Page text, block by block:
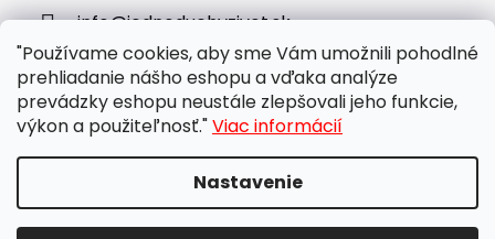
"Používame cookies, aby sme Vám umožnili pohodlné
prehliadanie nášho eshopu a vďaka analýze
prevádzky eshopu neustále zlepšovali jeho funkcie,
výkon a použiteľnosť."Viac informácií
Nastavenie
info@jednoduchyzivot.sk
E-shop: 0948 647 767